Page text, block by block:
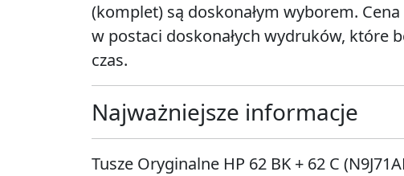
(komplet) są doskonałym wyborem.
w postaci doskonałych wydruków, które
czas.
Najważniejsze informacje
Tusze Oryginalne HP 62 BK + 62 C